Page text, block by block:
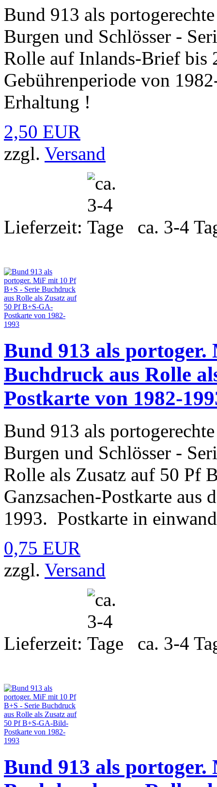
Bund 913 als
Burgen und Schlösser -
Rolle auf Inlands-Brief bis
Gebührenperiode von
Erhaltung !
2,50 EUR
zzgl. Versand
Lieferzeit: ca. 3-4
Bund 913 als
Buchdruck aus Rolle
Postkarte von 1982-
Bund 913 als
Burgen und Schlösser -
Rolle als Zusatz auf 50 Pf
Ganzsachen-Postkarte aus
1993. Postkarte in
0,75 EUR
zzgl. Versand
Lieferzeit: ca. 3-4
Bund 913 als